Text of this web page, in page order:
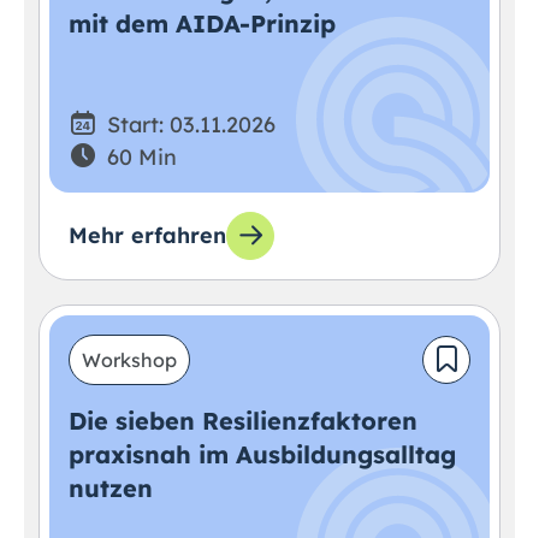
mit dem AIDA-Prinzip
Start: 03.11.2026
60 Min
Mehr erfahren
Workshop
Die sieben Resilienzfaktoren
praxisnah im Ausbildungsalltag
nutzen